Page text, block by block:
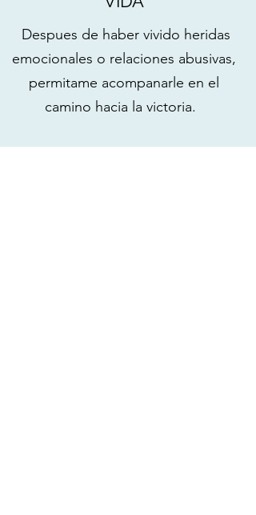
Despues de haber vivido heridas
emocionales o relaciones abusivas,
permitame acompanarle en el
camino hacia la victoria.